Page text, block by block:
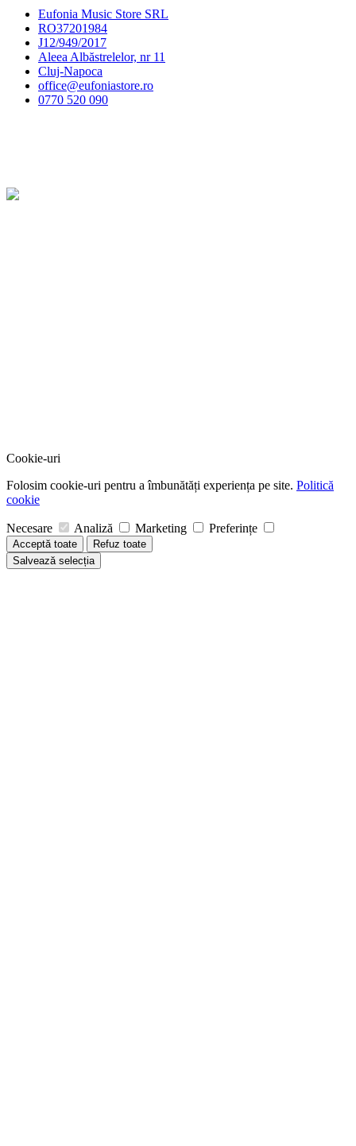
Eufonia Music Store SRL
RO37201984
J12/949/2017
Aleea Albăstrelelor, nr 11
Cluj-Napoca
office@eufoniastore.ro
0770 520 090
Cookie-uri
Folosim cookie-uri pentru a îmbunătăți experiența pe site. Politică
cookie
Necesare Analiză Marketing Preferințe
Acceptă toate
Refuz toate
Salvează selecția